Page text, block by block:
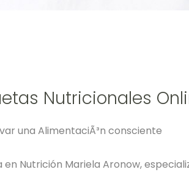
Nutricionales
una AlimentaciÃ³n consciente
en Nutrición Mariela Aronow,